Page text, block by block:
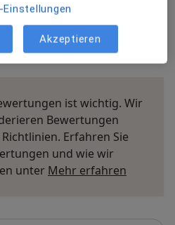
ist wichtig. Wir
Bewertungen
Erfahren Sie
und wie wir
unter Mehr erfahren
Akzeptieren